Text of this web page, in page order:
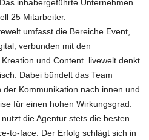
inhabergeführte Unternehmen
25 Mitarbeiter.
umfasst die Bereiche Event,
verbunden mit den
und Content. livewelt denkt
Dabei bündelt das Team
Kommunikation nach innen und
für einen hohen Wirkungsgrad.
die Agentur stets die besten
to-face. Der Erfolg schlägt sich in